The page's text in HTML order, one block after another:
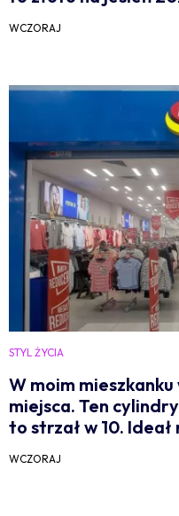
WCZORAJ
STYL ŻYCIA
W moim
miejsca. Ten
to strzał w 10.
WCZORAJ